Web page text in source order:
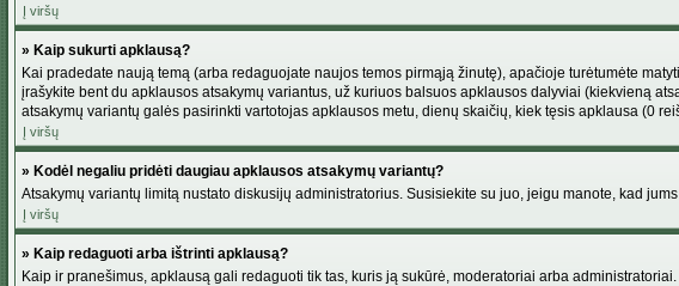
Į viršų
» Kaip sukurti apklausą?
Kai pradedate naują temą (arba redaguojate naujos temos pirmąją žinutę), apačioje turėtumėte
įrašykite bent du apklausos atsakymų variantus, už kuriuos balsuos apklausos dalyviai (kiekvieną
atsakymų variantų galės pasirinkti vartotojas apklausos metu, dienų skaičių, kiek tęsis apklausa (0
Į viršų
» Kodėl negaliu pridėti daugiau apklausos atsakymų variantų?
Atsakymų variantų limitą nustato diskusijų administratorius. Susisiekite su juo, jeigu manote, kad
Į viršų
» Kaip redaguoti arba ištrinti apklausą?
Kaip ir pranešimus, apklausą gali redaguoti tik tas, kuris ją sukūrė, moderatoriai arba